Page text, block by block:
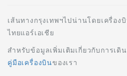
เส้นทางกรุงเทพฯไปน่านโดยเครื่อง
ไทยแอร์เอเชีย
สำหรับข้อมูลเพิ่มเติมเกี่ยวกับการเดิ
คู่มือเครื่องบินของเรา